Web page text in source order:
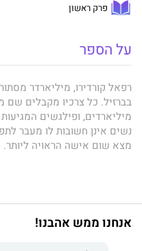
פרק ראשון
על הספר
רפאל קורדירו, מיליארדר
בברזיל. כל צרכיו מקבלים
מיליארדים, ופילגשים
נשים אינן חשובות לו מעבר
מצא שום אישה הראויה ליותר.
המבודד של רפאל, כדי
דקות עליה להחליט האם לעזוב
במיטתו.
אנחנו ממש אהבנו!